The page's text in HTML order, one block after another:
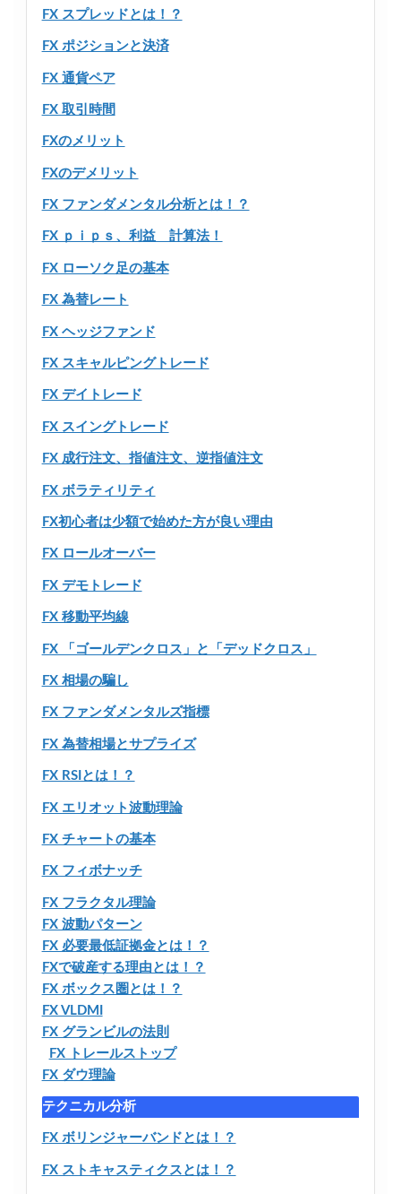
FX スプレッドとは！？
FX ポジションと決済
FX 通貨ペア
FX 取引時間
FXのメリット
FXのデメリット
FX ファンダメンタル分析とは！？
FX ｐｉｐｓ、利益 計算法！
FX ローソク足の基本
FX 為替レート
FX ヘッジファンド
FX スキャルピングトレード
FX デイトレード
FX スイングトレード
FX 成行注文、指値注文、逆指値注文
FX ボラティリティ
FX初心者は少額で始めた方が良い理由
FX ロールオーバー
FX デモトレード
FX 移動平均線
FX 「ゴールデンクロス」と「デッドクロス」
FX 相場の騙し
FX ファンダメンタルズ指標
FX 為替相場とサプライズ
FX RSIとは！？
FX エリオット波動理論
FX チャートの基本
FX フィボナッチ
FX フラクタル理論
FX 波動パターン
FX 必要最低証拠金とは！？
FXで破産する理由とは！？
FX ボックス圏とは！？
FX VLDMI
FX グランビルの法則
FX トレールストップ
FX ダウ理論
テクニカル分析
FX ボリンジャーバンドとは！？
FX ストキャスティクスとは！？